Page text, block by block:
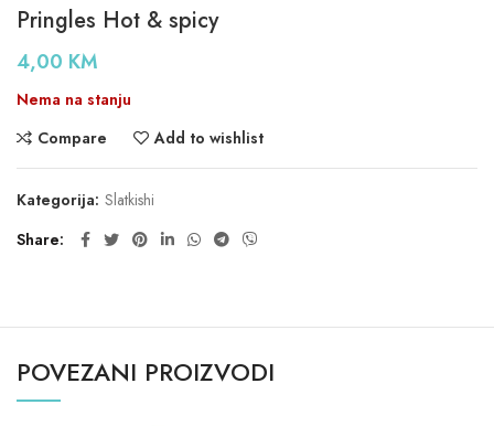
Pringles Hot & spicy
4,00 KM
Nema na stanju
Compare
Add to wishlist
Kategorija: Slatkishi
Share
POVEZANI PROIZVODI